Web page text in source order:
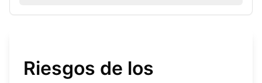
Riesgos de los